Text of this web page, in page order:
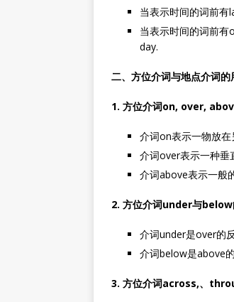
当表示时间的词前
当表示时间的词前
day.
二、方位介词与地点介词的
1. 方位介词on, over,
介词on表示一物放
介词over表示一种垂
介词above表示一般
2. 方位介词under与below
介词under是over的
介词below是above
3. 方位介词across,、